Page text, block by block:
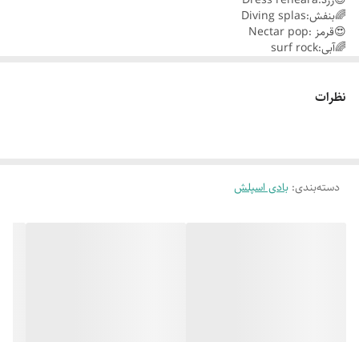
😍بدون ایجاد لک روی لباس
🌈ضد تعریق
😍اورجینال
🌈بنفش:Diving splas
😍قرمز :Nectar pop
🌈آبی:surf rock
😍بدون ایجاد لک روی لباس
نظرات
دسته‌بندی: بادی اسپلش